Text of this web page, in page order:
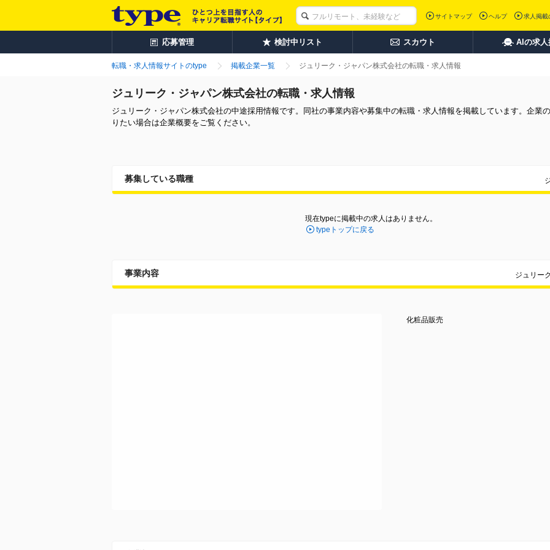
サイトマップ ヘルプ 求人掲載
応募管理 検討中リスト スカウト AIの求人
転職・求人情報サイトのtype 掲載企業一覧 ジュリーク・ジャパン株式会社の転職・求人情報
ジュリーク・ジャパン株式会社の転職・求人情報
ジュリーク・ジャパン株式会社の中途採用情報です。同社の事業内容や募集中の転職・求人情報を掲載しています。企業
りたい場合は企業概要をご覧ください。
募集している職種
現在typeに掲載中の求人はありません。
typeトップに戻る
事業内容 ジュリー
化粧品販売